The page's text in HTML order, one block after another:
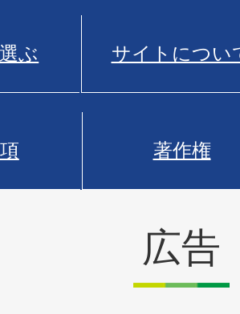
ぶ サイトについ
著作権
広告